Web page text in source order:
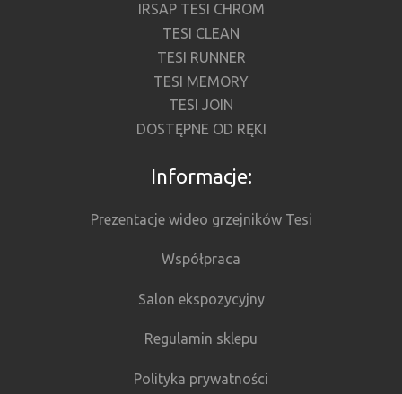
IRSAP TESI CHROM
TESI CLEAN
TESI RUNNER
TESI MEMORY
TESI JOIN
DOSTĘPNE OD RĘKI
Informacje:
Prezentacje wideo grzejników Tesi
Współpraca
Salon ekspozycyjny
Regulamin sklepu
Polityka prywatności